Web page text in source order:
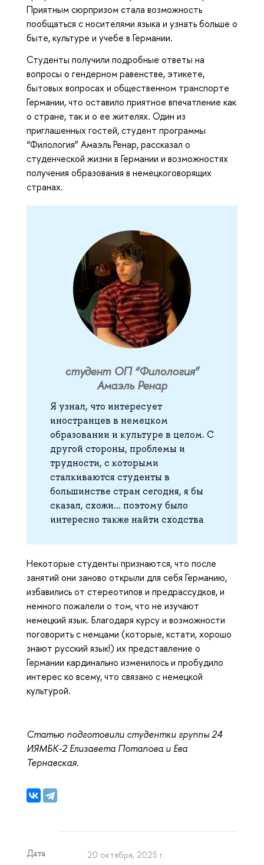
Приятным сюрпризом стала возможность
пообщаться с носителями языка и узнать больше о
быте, культуре и учебе в Германии.
Студенты получили подробные ответы на
вопросы о гендерном равенстве, этикете,
бытовых вопросах и общественном транспорте
Германии, что оставило приятное впечатление как
о стране, так и о ее жителях. Один из
приглашенных гостей, студент программы
“Филология” Амаэль Ренар, рассказал о
студенческой жизни в Германии и возможностях
получения образования в немецкоговорящих
странах.
студент ОП “Филология”
Амаэль Ренар
Я узнал, что интересует
иностранцев в немецком
образовании и культуре в целом. С
другой стороны, проблемы и
трудности, с которыми
сталкиваются студенты в
большинстве стран сегодня, я бы
сказал, схожи... поэтому было
интересно также найти сходства
Некоторые студенты признаются, что после
занятий они заново открыли для себя Германию,
избавились от стереотипов и предрассудков, и
немного пожалели о том, что не изучают
немецкий язык. Благодаря курсу и возможности
поговорить с немцами (которые, кстати, хорошо
знают русский язык!) их представление о
Германии кардинально изменилось и пробудило
интерес ко всему, что связано с немецкой
культурой.
Статью подготовили студентки группы 24
ИЯМБК-2 Елизавета Потапова и Ева
Тернавская.
Дата 20 октября, 2025 г.